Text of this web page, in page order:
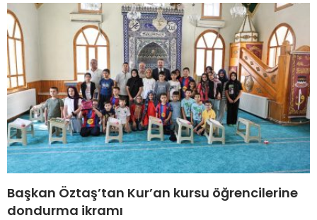
Başkan Öztaş’tan Kur’an kursu öğrencilerine
dondurma ikramı